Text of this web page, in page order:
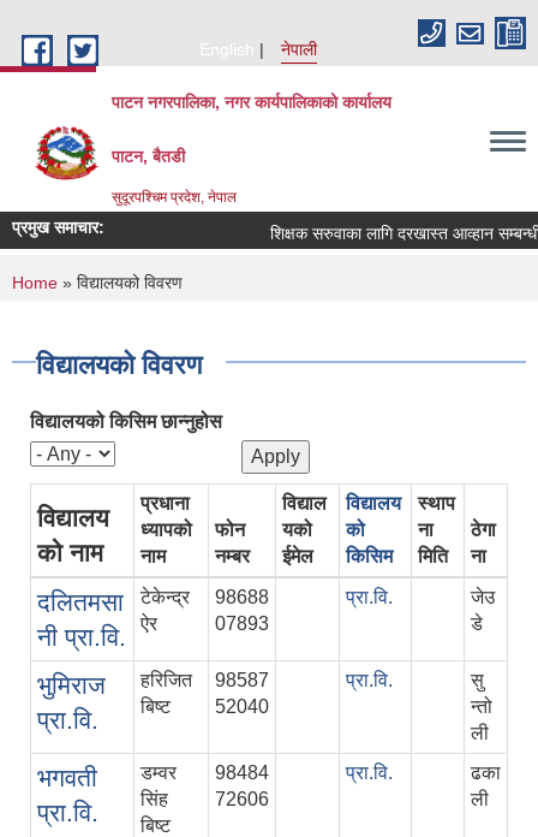
English
नेपाली
पाटन नगरपालिका, नगर कार्यपालिकाको कार्यालय
पाटन, बैतडी
सुदूरपश्चिम प्रदेश, नेपाल
प्रमुख समाचार: शिक्षक सरुवाका लागि दरखास्त आव्हान सम्बन्धी
You are here
Home » विद्यालयको विवरण
विद्यालयको विवरण
विद्यालयको किसिम छान्नुहोस
विद्यालय
को नाम
प्रधाना
ध्यापको
नाम
फोन
नम्बर
विद्याल
यको
ईमेल
विद्यालय
को
किसिम
स्थाप
ना
मिति
ठेगा
ना
दलितमसा
नी प्रा.वि.
टेकेन्द्र
ऐर
98688
07893
प्रा.वि.
जेउ
डे
भुमिराज
प्रा.वि.
हरिजित
बिष्‍ट
98587
52040
प्रा.वि.
सु
न्‍तो
ली
भगवती
प्रा.वि.
डम्वर
सिंह
बिष्‍ट
98484
72606
प्रा.वि.
ढका
ली